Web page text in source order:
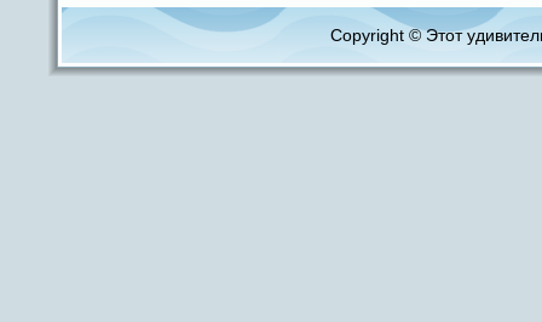
Copyright © Этот